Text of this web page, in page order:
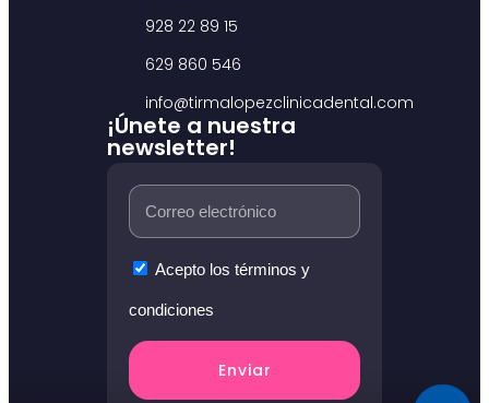
928 22 89 15
629 860 546
info@tirmalopezclinicadental.com
¡Únete a nuestra
newsletter!
Acepto los términos y
condiciones
Enviar